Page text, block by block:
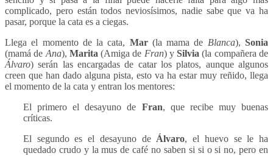
complicado, pero están todos neviosísimos, nadie sabe que va ha
pasar, porque la cata es a ciegas.
Llega el momento de la cata, Mar(la mama de Blanca),Sonia
(mamá de Ana), Marita (Amiga de Fran) ySilvia(la compañera de
Álvaro) serán las encargadas de catar los platos, aunque algunos
creen que han dado alguna pista, esto va ha estar muy reñido, llega
el momento de la cata y entran los mentores:
El primero el desayuno de Fran, que recibe muy buenas
críticas.
El segundo es el desayuno de Álvaro, el huevo se le ha
quedado crudo y la mus de café no saben si si o si no, pero en